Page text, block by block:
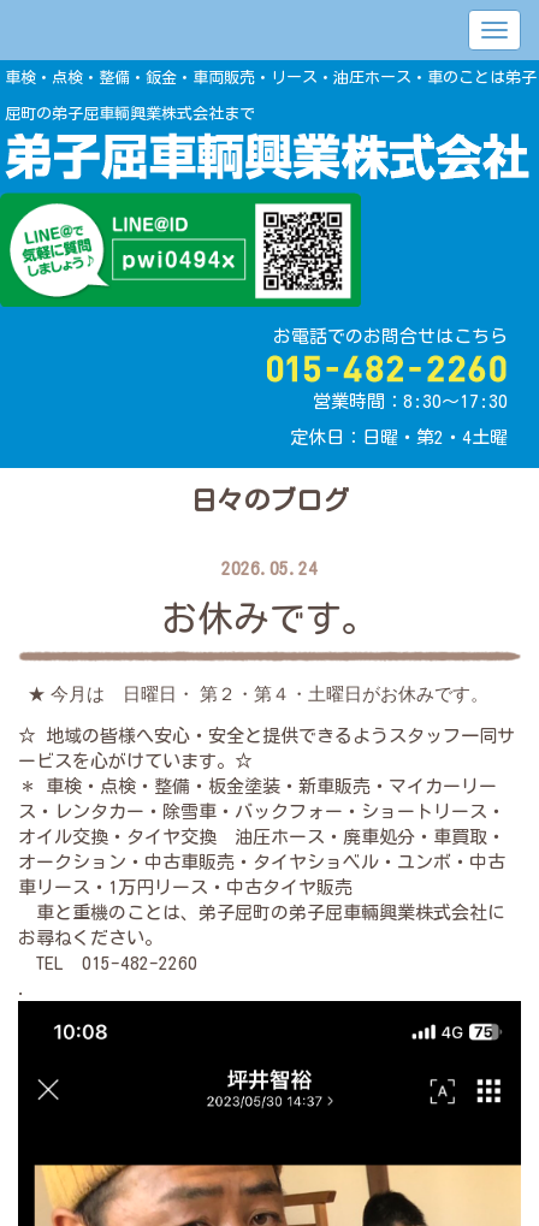
車検・点検・整備・鈑金・車両販売・リース・油圧ホース・車のことは弟子
屈町の弟子屈車輌興業株式会社まで
お電話でのお問合せはこちら
営業時間：8:30〜17:30
定休日：日曜・第2・4土曜
日々のブログ
2026.05.24
お休みです。
★ 今月は 日曜日・ 第２・第４・土曜日がお休みです。
☆ 地域の皆様へ安心・安全と提供できるようスタッフ一同サ
ービスを心がけています。☆
＊ 車検・点検・整備・板金塗装・新車販売・マイカーリー
ス・レンタカー・除雪車・バックフォー・ショートリース・
オイル交換・タイヤ交換 油圧ホース・廃車処分・車買取・
オークション・中古車販売・タイヤショベル・ユンボ・中古
車リース・1万円リース・中古タイヤ販売
車と重機のことは、弟子屈町の弟子屈車輛興業株式会社に
お尋ねください。
TEL 015-482-2260